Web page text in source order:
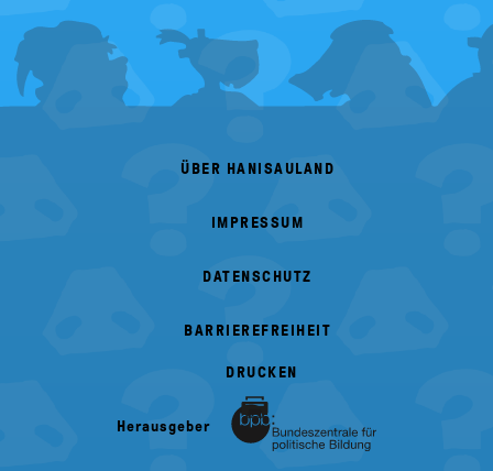
FOOTER
MENU
ÜBER HANISAULAND
IMPRESSUM
DATENSCHUTZ
BARRIEREFREIHEIT
DRUCKEN
Herausgeber